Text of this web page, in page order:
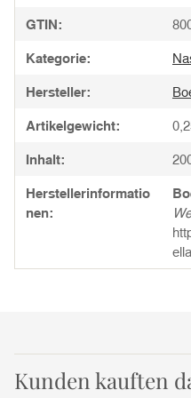
GTIN:
Kategorie:
Hersteller:
Artikelgewicht:
Inhalt:
Herstellerinformatio
nen:
Kunden kauften